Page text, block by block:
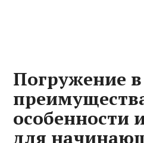
Погружение
особенности
для